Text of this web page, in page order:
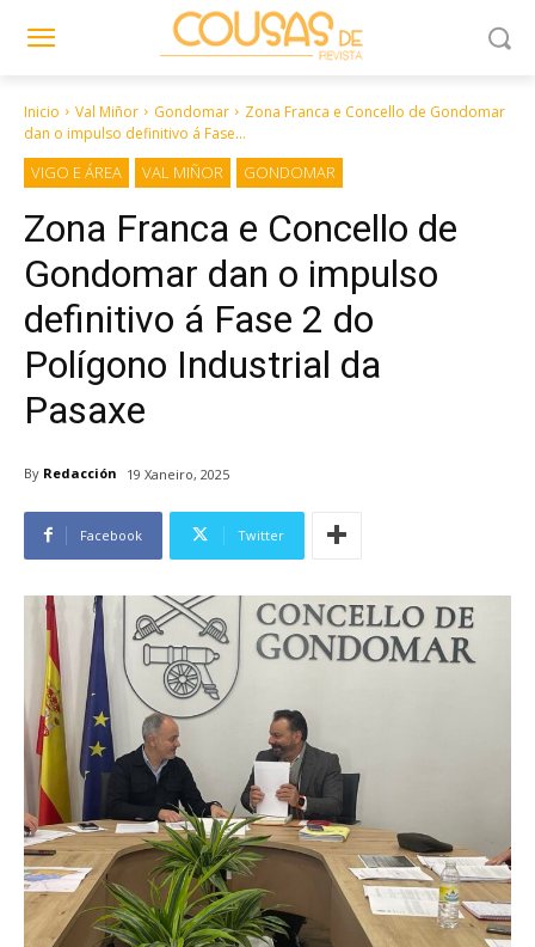
Inicio Val Miñor Gondomar
Zona Franca e Concello de Gondomar
dan o impulso definitivo á Fase...
VIGO E ÁREA VAL MIÑOR GONDOMAR
Zona Franca e Concello de
Gondomar dan o impulso
definitivo á Fase 2 do
Polígono Industrial da
Pasaxe
By Redacción 19 Xaneiro, 2025
Facebook Twitter